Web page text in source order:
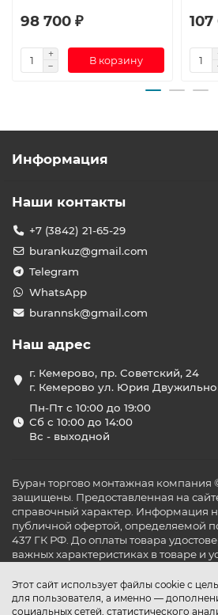
98 700 ₽
В корзину
Этот сайт использует файлы cookie с
для пользователя, а именно —
социальных сетей, статистического
Информация
Наши контакты
+7 (3842) 21-65-29
burankuz@gmail.com
Telegram
WhatsApp
burannsk@gmail.com
Наш адрес
г. Кемерово, пр. Советский, 24
г. Кемерово ул. Юрия
Пн-Пт с 10:00 до 19:00
Сб с 10:00 до 14:00
Вс - выходной
Буран торгово монтажная компания
защищены. Предоставленная на
справочный характер. Информация
публичной офертой, определяемой
437 ГК РФ. До оплаты товара
важных характеристиках в товаре и